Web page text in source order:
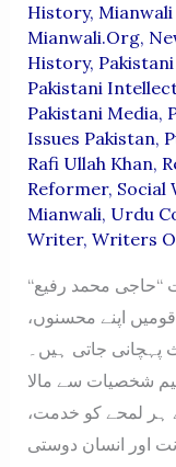
History,
Mianwali.org,
History,
Pakistani
Pakistani Media,
Issues Pakistan,
Rafi Ullah Khan,
Reformer, Social
Mianwali, Urdu
Writer, Writers
“سلسلہ دیار کے ہیرے ” –آج کی شخصیت “حاجی محمد رفیع
اپنے محسنوں،
پہچانی جاتی ہیں۔
شخصیات سے مالا
ہر لمحے کو خدمت،
اور انسان دوستی